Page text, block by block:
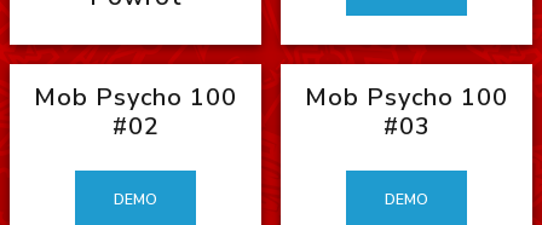
Mob Psycho 100
#02
DEMO
Mob Psycho 100
#03
DEMO